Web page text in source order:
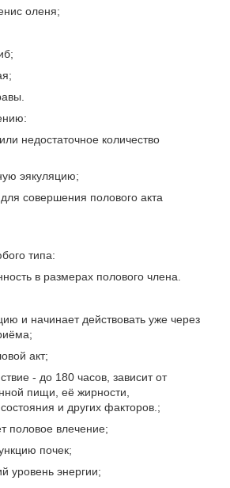
оленя;
недостаточное количество
эякуляцию;
совершения полового акта
типа:
в размерах полового члена.
и начинает действовать уже через
акт;
- до 180 часов, зависит от
пищи, её жирности,
и других факторов.;
половое влечение;
почек;
уровень энергии;